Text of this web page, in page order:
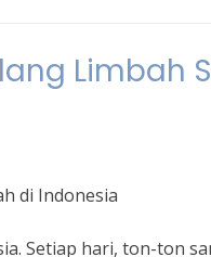
Limbah
di Indonesia
Setiap hari, ton-ton